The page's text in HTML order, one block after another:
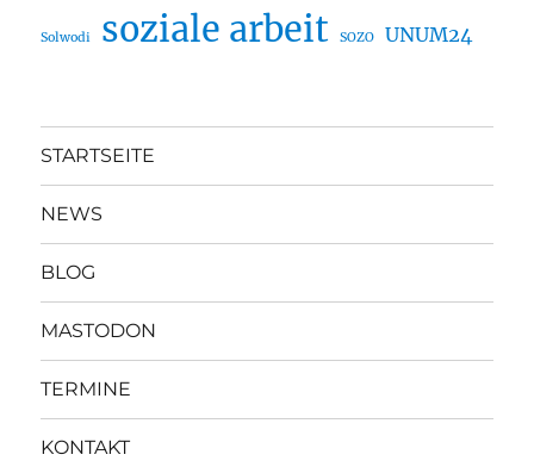
Solwodi soziale arbeit SOZO UNUM24
STARTSEITE
NEWS
BLOG
MASTODON
TERMINE
KONTAKT